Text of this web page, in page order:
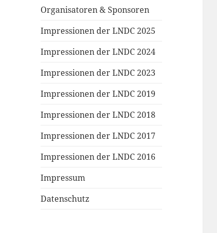
Organisatoren & Sponsoren
Impressionen der LNDC 2025
Impressionen der LNDC 2024
Impressionen der LNDC 2023
Impressionen der LNDC 2019
Impressionen der LNDC 2018
Impressionen der LNDC 2017
Impressionen der LNDC 2016
Impressum
Datenschutz